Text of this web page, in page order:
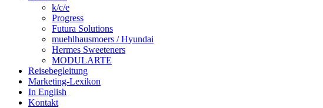
k/c/e
Progress
Futura Solutions
muehlhausmoers / Hyundai
Hermes Sweeteners
MODULARTE
Reisebegleitung
Marketing-Lexikon
In English
Kontakt